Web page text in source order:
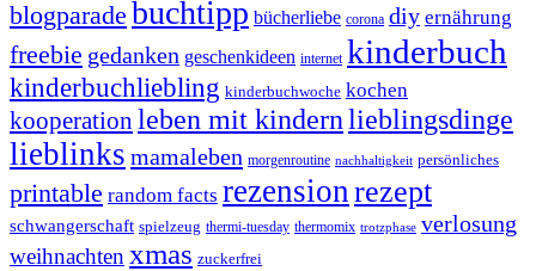
blogparade buchtipp bücherliebe corona diy ernährung
freebie gedanken geschenkideen internet kinderbuch
kinderbuchliebling kinderbuchwoche kochen
kooperation leben mit kindernlieblingsdinge
lieblinks mamaleben morgenroutine nachhaltigkeit persönliches
printable random facts rezension rezept
schwangerschaft spielzeug thermi-tuesday thermomix trotzphase verlosung
weihnachten xmas zuckerfrei